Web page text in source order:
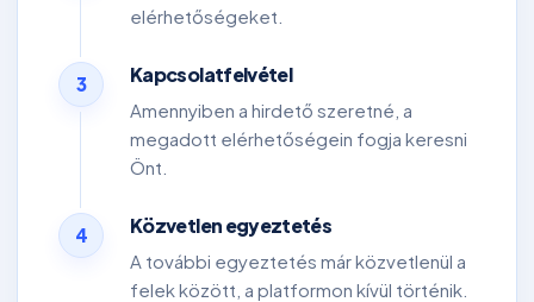
elérhetőségeket.
3 Kapcsolatfelvétel
Amennyiben a hirdető szeretné, a
megadott elérhetőségein fogja keresni
Önt.
4 Közvetlen egyeztetés
A további egyeztetés már közvetlenül a
felek között, a platformon kívül történik.